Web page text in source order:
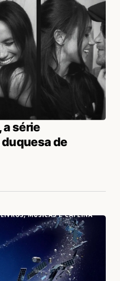
a série
de